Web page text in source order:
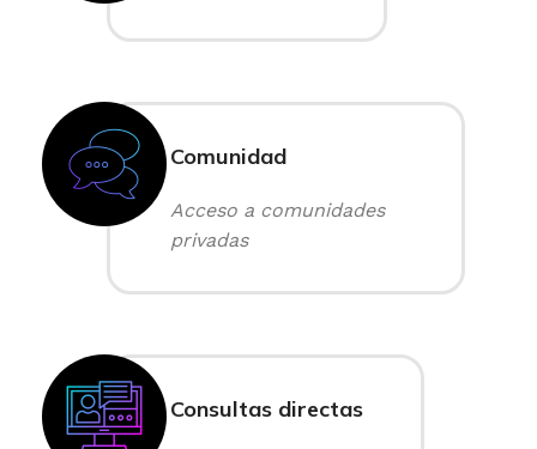
Comunidad
Acceso a comunidades
privadas
Consultas directas